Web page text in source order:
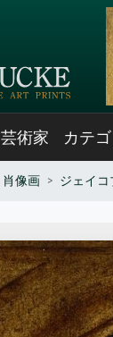
芸術家 カテ
肖像画 ジェイ